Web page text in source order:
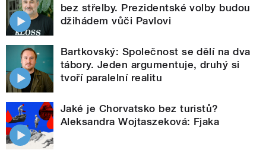
bez střelby. Prezidentské volby budou
džihádem vůči Pavlovi
Bartkovský: Společnost se dělí na dva
tábory. Jeden argumentuje, druhý si
tvoří paralelní realitu
Jaké je Chorvatsko bez turistů?
Aleksandra Wojtaszeková: Fjaka